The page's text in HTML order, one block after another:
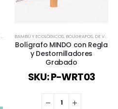
TIEMPO LIBRE / OUTDOOR ,TODOS,VIAJES Y
BAMBÚ Y ECOLÓGICOS, BOLÍGRAFOS, DE VUELTA AL COLEGIO
Bolígrafo MINDO con Regla
y Destornilladores
Grabado
SKU: P-WRT03